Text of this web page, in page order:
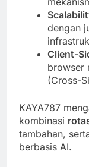
dengan
Client-
browser
(Cross-
KAYA787
kombinasi
tambahan,
berbasis AI.